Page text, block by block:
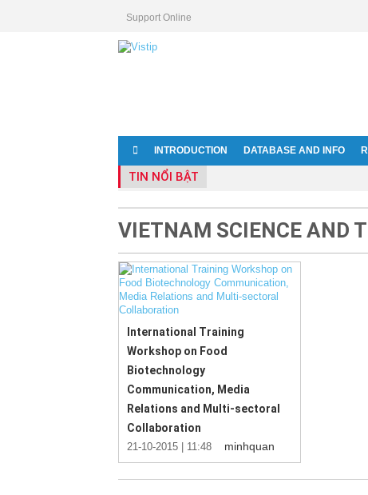
Support Online
 INTRODUCTION DATABASE AND INFO
TIN NỔI BẬT
VIETNAM SCIENCE AND
International Training
Workshop on Food
Biotechnology
Communication, Media
Relations and Multi-sectoral
Collaboration
21-10-2015 | 11:48 minhquan